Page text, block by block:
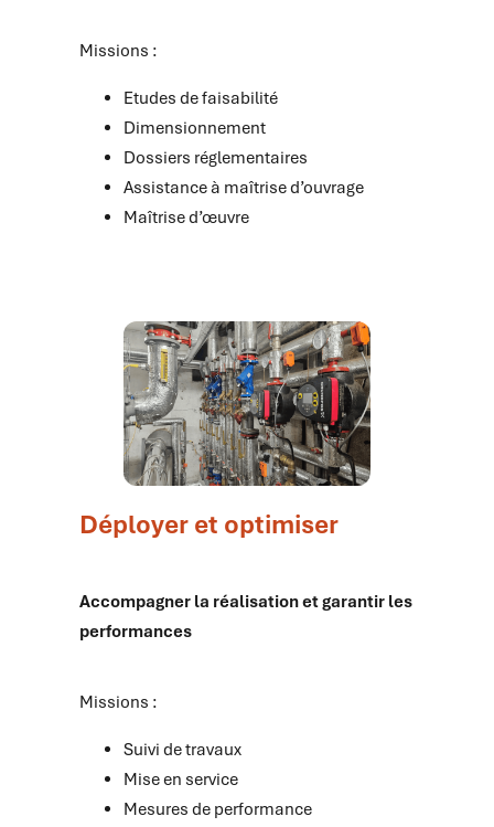
Missions :
Etudes de faisabilité
Dimensionnement
Dossiers réglementaires
Assistance à maîtrise d’ouvrage
Maîtrise d’œuvre
Déployer et optimiser
Accompagner la réalisation et garantir les
performances
Missions :
Suivi de travaux
Mise en service
Mesures de performance